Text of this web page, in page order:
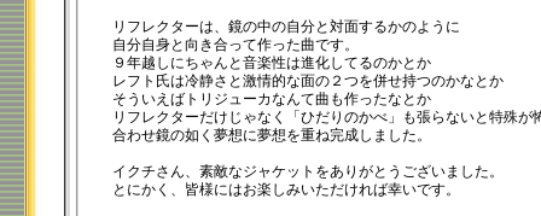
リフレクターは、鏡の中の自分と対面するかのように
自分自身と向き合って作った曲です。
９年越しにちゃんと音楽性は進化してるのかとか
レフト氏は冷静さと激情的な面の２つを併せ持つのかなとか
そういえばトリジューカなんて曲も作ったなとか
リフレクターだけじゃなく「ひだりのかべ」も張らないと特殊が
合わせ鏡の如く夢想に夢想を重ね完成しました。
イクチさん、素敵なジャケットをありがとうございました。
とにかく、皆様にはお楽しみいただければ幸いです。